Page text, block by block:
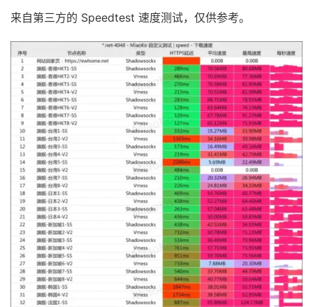
来自第三方的 Speedtest 速度测试，仅供参考。